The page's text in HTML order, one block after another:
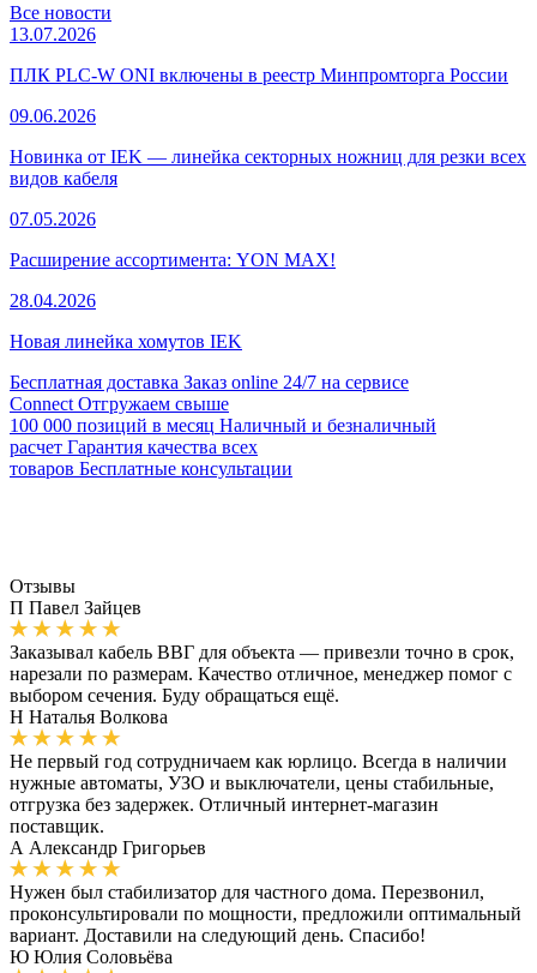
Все новости
13.07.2026
ПЛК PLC-W ONI включены в реестр Минпромторга России
09.06.2026
Новинка от IEK — линейка секторных ножниц для резки всех
видов кабеля
07.05.2026
Расширение ассортимента: YON MAX!
28.04.2026
Новая линейка хомутов IEK
Бесплатная доставка Заказ online 24/7 на сервисе
Connect Отгружаем свыше
100 000 позиций в месяц Наличный и безналичный
расчет Гарантия качества всех
товаров Бесплатные консультации
Отзывы
П Павел Зайцев
Заказывал кабель ВВГ для объекта — привезли точно в срок,
нарезали по размерам. Качество отличное, менеджер помог с
выбором сечения. Буду обращаться ещё.
Н Наталья Волкова
Не первый год сотрудничаем как юрлицо. Всегда в наличии
нужные автоматы, УЗО и выключатели, цены стабильные,
отгрузка без задержек. Отличный интернет-магазин
поставщик.
А Александр Григорьев
Нужен был стабилизатор для частного дома. Перезвонил,
проконсультировали по мощности, предложили оптимальный
вариант. Доставили на следующий день. Спасибо!
Ю Юлия Соловьёва